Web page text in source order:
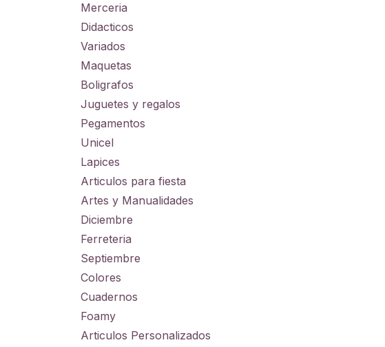
Merceria
Didacticos
Variados
Maquetas
Boligrafos
Juguetes y regalos
Pegamentos
Unicel
Lapices
Articulos para fiesta
Artes y Manualidades
Diciembre
Ferreteria
Septiembre
Colores
Cuadernos
Foamy
Articulos Personalizados